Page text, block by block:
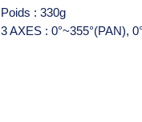
Poids : 330g
3 AXES : 0°~355°(PAN),